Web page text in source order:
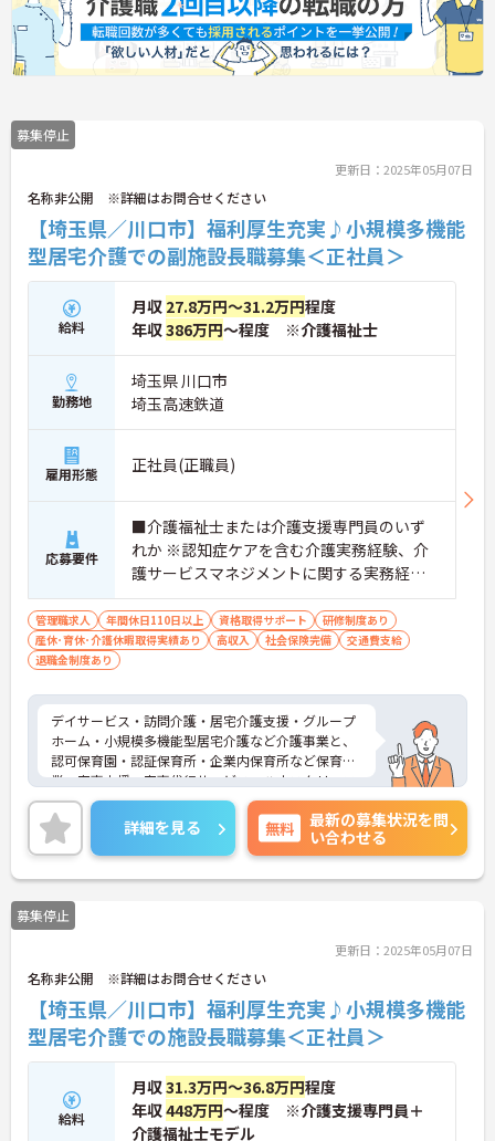
募集停止
更新日：2025年05月07日
名称非公開 ※詳細はお問合せください
【埼玉県／川口市】福利厚生充実♪小規模多機能
型居宅介護での副施設長職募集＜正社員＞
給料
月収 27.8万円～31.2万円程度
年収386万円～程度 ※介護福祉士
勤務地
埼玉県 川口市
埼玉高速鉄道
雇用形態 正社員(正職員)
応募要件
■介護福祉士または介護支援専門員のいず
れか ※認知症ケアを含む介護実務経験、介
護サービスマネジメントに関する実務経験
必須 ※認知症介護実践者研修を修了してい
る方・認知症対応型サービス事業管理者研
修を修了している方歓迎 ■普通自動車運転
管理職求人 年間休日110日以上 資格取得サポート
研修制度あり
産休･育休･介護休暇取得実績あり
高収入 社会保険完備
交通費支給
退職金制度あり
デイサービス・訪問介護・居宅介護支援・グループ
ホーム・小規模多機能型居宅介護など介護事業と、
認可保育園・認証保育所・企業内保育所など保育事
業、家事支援・家事代行サービス、ハウスクリーニ
ングサービスなど、さまざまな世代の「人」を支え
る事業を展開しております。
福利厚生も充実しておりますので、長く安心してご
就業いただけます。ご興味のある方は是非お気軽に
お問い合わせください。
詳細を見る 無料
最新の募集状況を問
い合わせる
募集停止
更新日：2025年05月07日
名称非公開 ※詳細はお問合せください
【埼玉県／川口市】福利厚生充実♪小規模多機能
型居宅介護での施設長職募集＜正社員＞
給料
月収31.3万円～36.8万円程度
年収448万円～程度 ※介護支援専門員＋
介護福祉士モデル